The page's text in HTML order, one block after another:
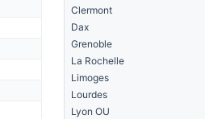
Clermont
Dax
Grenoble
La Rochelle
Limoges
Lourdes
Lyon OU